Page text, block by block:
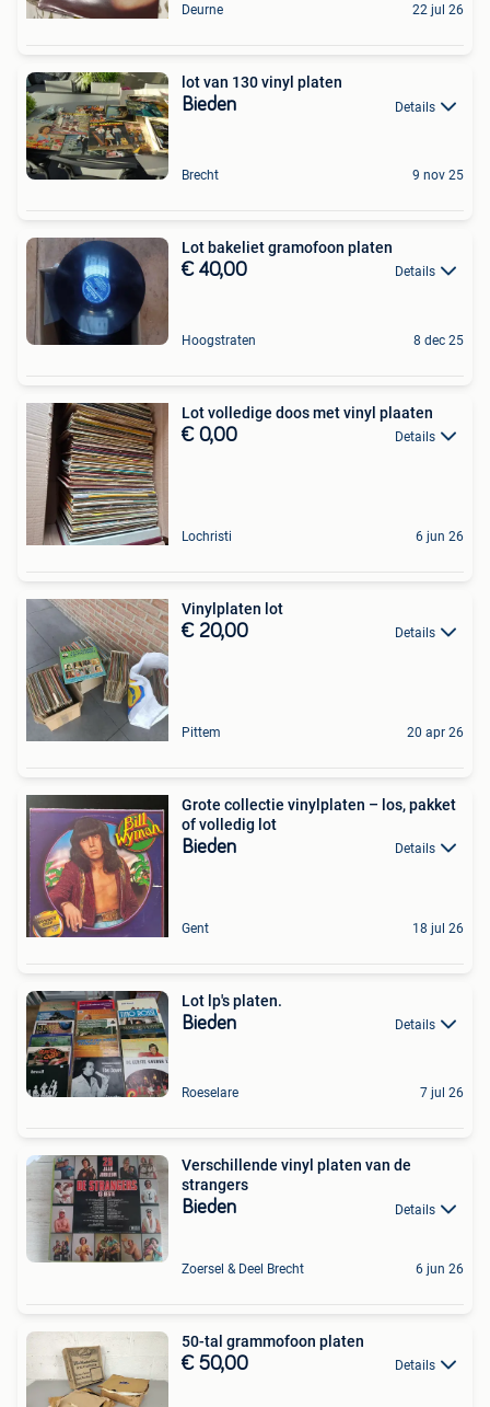
Deurne 22 jul 26
lot van 130 vinyl platen
Bieden Details
Brecht 9 nov 25
Lot bakeliet gramofoon platen
€ 40,00 Details
Hoogstraten 8 dec 25
Lot volledige doos met vinyl plaaten
€ 0,00 Details
Lochristi 6 jun 26
Vinylplaten lot
€ 20,00 Details
Pittem 20 apr 26
Grote collectie vinylplaten – los, pakket
of volledig lot
Bieden Details
Gent 18 jul 26
Lot lp's platen.
Bieden Details
Roeselare 7 jul 26
Verschillende vinyl platen van de
strangers
Bieden Details
Zoersel & Deel Brecht 6 jun 26
50-tal grammofoon platen
€ 50,00 Details